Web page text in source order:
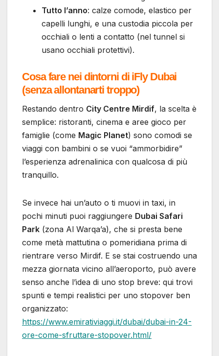
Tutto l’anno: calze comode, elastico per
capelli lunghi, e una custodia piccola per
occhiali o lenti a contatto (nel tunnel si
usano occhiali protettivi).
Cosa fare nei dintorni di iFly Dubai
(senza allontanarti troppo)
Restando dentro City Centre Mirdif, la scelta è
semplice: ristoranti, cinema e aree gioco per
famiglie (come Magic Planet) sono comodi se
viaggi con bambini o se vuoi “ammorbidire”
l’esperienza adrenalinica con qualcosa di più
tranquillo.
Se invece hai un’auto o ti muovi in taxi, in
pochi minuti puoi raggiungere Dubai Safari
Park (zona Al Warqa’a), che si presta bene
come metà mattutina o pomeridiana prima di
rientrare verso Mirdif. E se stai costruendo una
mezza giornata vicino all’aeroporto, può avere
senso anche l’idea di uno stop breve: qui trovi
spunti e tempi realistici per uno stopover ben
organizzato:
https://www.emirativiaggi.it/dubai/dubai-in-24-
ore-come-sfruttare-stopover.html/